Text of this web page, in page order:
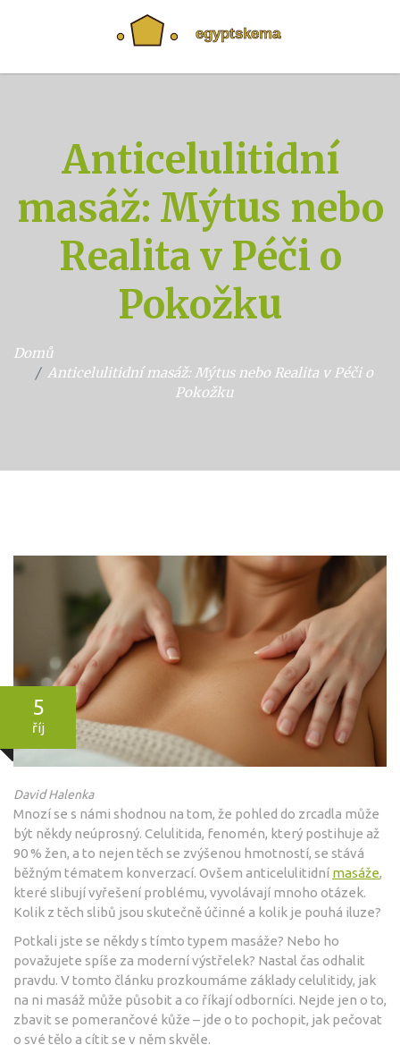
Anticelulitidní
masáž: Mýtus nebo
Realita v Péči o
Pokožku
Domů
Anticelulitidní masáž: Mýtus nebo Realita v Péči o
Pokožku
5
říj
David Halenka
Mnozí se s námi shodnou na tom, že pohled do zrcadla může
být někdy neúprosný. Celulitida, fenomén, který postihuje až
90 % žen, a to nejen těch se zvýšenou hmotností, se stává
běžným tématem konverzací. Ovšem anticelulitidní masáže,
které slibují vyřešení problému, vyvolávají mnoho otázek.
Kolik z těch slibů jsou skutečně účinné a kolik je pouhá iluze?
Potkali jste se někdy s tímto typem masáže? Nebo ho
považujete spíše za moderní výstřelek? Nastal čas odhalit
pravdu. V tomto článku prozkoumáme základy celulitidy, jak
na ni masáž může působit a co říkají odborníci. Nejde jen o to,
zbavit se pomerančové kůže – jde o to pochopit, jak pečovat
o své tělo a cítit se v něm skvěle.